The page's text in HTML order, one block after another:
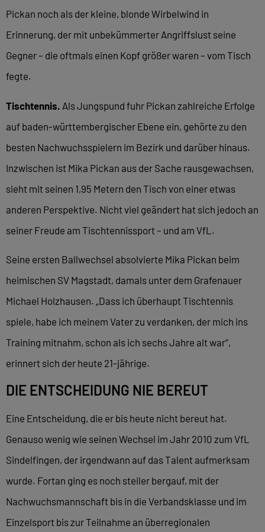
Pickan noch als der kleine, blonde Wirbelwind in
Erinnerung, der mit unbekümmerter Angriffslust seine
Gegner – die oftmals einen Kopf größer waren – vom Tisch
fegte.
Tischtennis. Als Jungspund fuhr Pickan zahlreiche Erfolge
auf baden-württembergischer Ebene ein, gehörte zu den
besten Nachwuchsspielern im Bezirk und darüber hinaus.
Inzwischen ist Mika Pickan aus der Sache rausgewachsen,
sieht mit seinen 1,95 Metern den Tisch von einer etwas
anderen Perspektive. Nicht viel geändert hat sich jedoch an
seiner Freude am Tischtennissport – und am VfL.
Seine ersten Ballwechsel absolvierte Mika Pickan beim
heimischen SV Magstadt, damals unter dem Grafenauer
Michael Holzhausen. „Dass ich überhaupt Tischtennis
spiele, habe ich meinem Vater zu verdanken, der mich ins
Training mitnahm, schon als ich sechs Jahre alt war“,
erinnert sich der heute 21-jährige.
DIE ENTSCHEIDUNG NIE BEREUT
Eine Entscheidung, die er bis heute nicht bereut hat.
Genauso wenig wie seinen Wechsel im Jahr 2010 zum VfL
Sindelfingen, der irgendwann auf das Talent aufmerksam
wurde. Fortan ging es noch steiler bergauf, mit der
Nachwuchsmannschaft bis in die Verbandsklasse und im
Einzelsport bis zur Teilnahme an überregionalen